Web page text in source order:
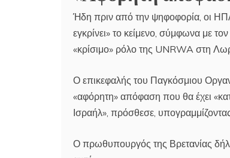
Ήδη πριν από την ψηφοφορία, οι
εγκρίνει» το κείμενο, σύμφωνα με
«κρίσιμο» ρόλο της UNRWA στη
Ο επικεφαλής του Παγκόσμιου
«αφόρητη» απόφαση που θα έχει
Ισραήλ», πρόσθεσε,
Ο πρωθυπουργός της Βρετανίας